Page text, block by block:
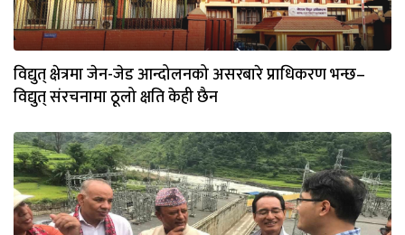
विद्युत् क्षेत्रमा जेन-जेड आन्दोलनको असरबारे प्राधिकरण भन्छ–
विद्युत् संरचनामा ठूलो क्षति केही छैन